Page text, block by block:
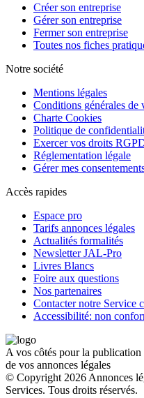
Créer son entreprise
Gérer son entreprise
Fermer son entreprise
Toutes nos fiches
Notre société
Mentions légales
Conditions générales de
Charte Cookies
Politique de
Exercer vos droits
Réglementation légale
Gérer mes
Accès rapides
Espace pro
Tarifs annonces légales
Actualités formalités
Newsletter JAL-Pro
Livres Blancs
Foire aux questions
Nos partenaires
Contacter notre Service
Accessibilité: non
A vos côtés pour la publication
de vos annonces légales
© Copyright 2026 Annonces
Services. Tous droits réservés.